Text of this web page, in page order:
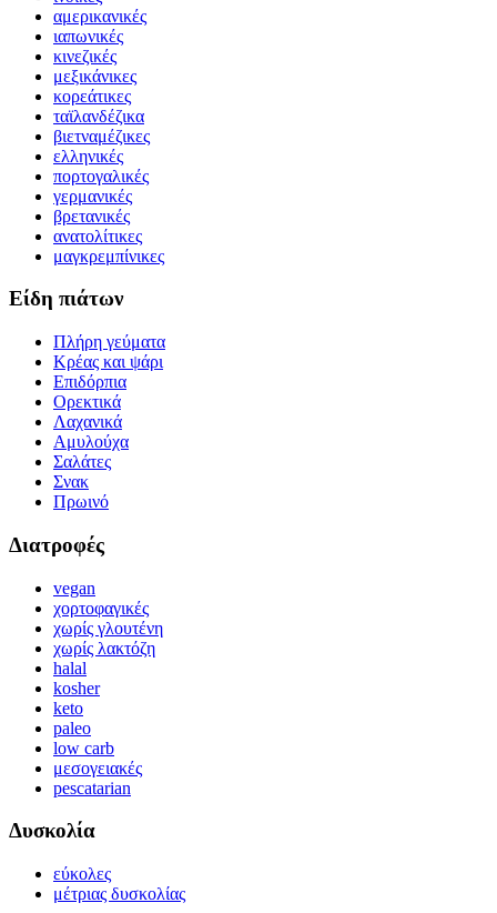
αμερικανικές
ιαπωνικές
κινεζικές
μεξικάνικες
κορεάτικες
ταϊλανδέζικα
βιετναμέζικες
ελληνικές
πορτογαλικές
γερμανικές
βρετανικές
ανατολίτικες
μαγκρεμπίνικες
Είδη πιάτων
Πλήρη γεύματα
Κρέας και ψάρι
Επιδόρπια
Ορεκτικά
Λαχανικά
Αμυλούχα
Σαλάτες
Σνακ
Πρωινό
Διατροφές
vegan
χορτοφαγικές
χωρίς γλουτένη
χωρίς λακτόζη
halal
kosher
keto
paleo
low carb
μεσογειακές
pescatarian
Δυσκολία
εύκολες
μέτριας δυσκολίας